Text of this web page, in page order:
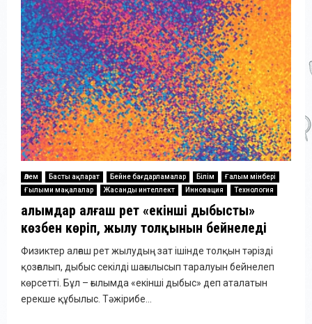
Әлем Басты ақпарат Бейне бағдарламалар Білім
Ғалым мінбері
Ғылыми мақалалар
Жасанды интеллект Инновация Технология
Ғалымдар алғаш рет «екінші дыбысты»
көзбен көріп, жылу толқынын бейнеледі
Физиктер алғаш рет жылудың зат ішінде толқын тәрізді
қозғалып, дыбыс секілді шағылысып таралуын бейнелеп
көрсетті. Бұл – ғылымда «екінші дыбыс» деп аталатын
ерекше құбылыс. Тәжірибе...